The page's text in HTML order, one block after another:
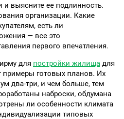
выясните ее подлинность.
организации. Какие
есть ли
— все это
первого впечатления.
для постройки жилища для
примеры готовых планов. Их
два-три, и чем больше, тем
наброски, обдумана
ли особенности климата
типовых